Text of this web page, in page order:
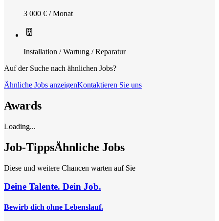
3 000 € / Monat
Installation / Wartung / Reparatur
Auf der Suche nach ähnlichen Jobs?
Ähnliche Jobs anzeigenKontaktieren Sie uns
Awards
Loading...
Job-TippsÄhnliche Jobs
Diese und weitere Chancen warten auf Sie
Deine Talente. Dein Job.
Bewirb dich ohne Lebenslauf.